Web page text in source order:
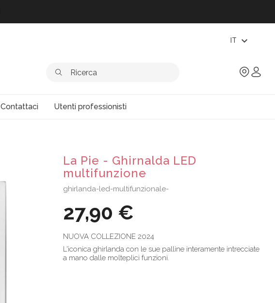
IT expand_more
Contattaci Utenti professionisti
La Pie - Ghirnalda LED
multifunzione
ghirlanda-led-multifunzionale-
27,90 €
NUOVA COLLEZIONE 2024
L'iconica ghirlanda con le sue palline interamente intrecciate
a mano dalle molteplici funzioni.